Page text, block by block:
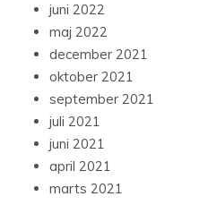
juni 2022
maj 2022
december 2021
oktober 2021
september 2021
juli 2021
juni 2021
april 2021
marts 2021